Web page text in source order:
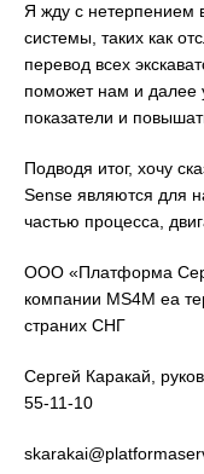
Я жду с нетерпением
системы, таких как
перевод всех
поможет нам и далее
показатели и
Подводя итог, хочу
Sense являются для
частью процесса,
ООО «Платформа
компании MS4M еа
страних СНГ
Сергей Каракай,
55-11-10